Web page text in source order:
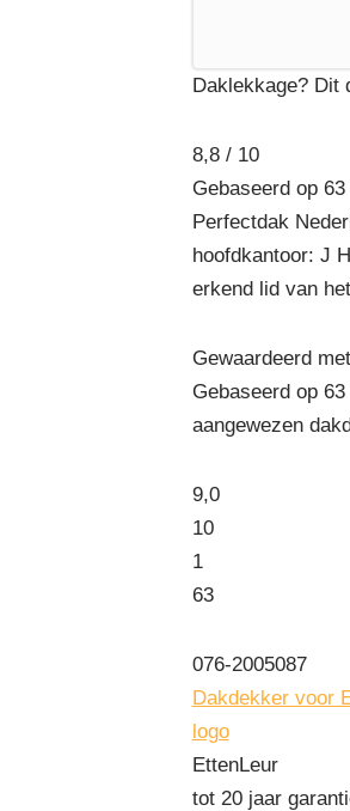
Daklekkage? Dit
8,8 / 10
Gebaseerd op
Perfectdak
hoofdkantoor: J
erkend lid van
Gewaardeerd
Gebaseerd op 63
aangewezen
9,0
10
1
63
076-2005087
Dakdekker voor
logo
EttenLeur
tot 20 jaar